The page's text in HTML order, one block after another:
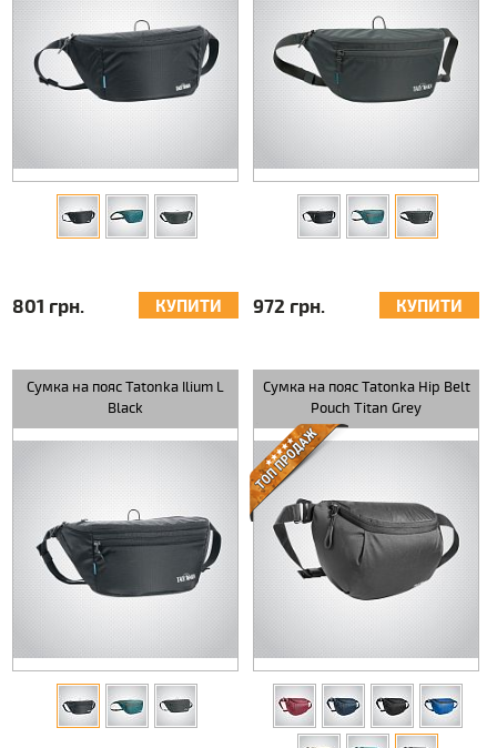
801 грн. КУПИТИ 972 грн. КУПИТИ
Сумка на пояс Tatonka Ilium L
Black
Сумка на пояс Tatonka Hip Belt
Pouch Titan Grey